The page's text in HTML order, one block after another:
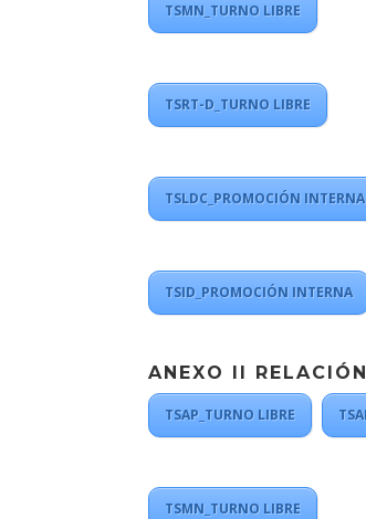
TSMN_TURNO LIBRE
TSRT-D_TURNO LIBRE
TSLDC_PROMOCIÓN INTERNA
TSID_PROMOCIÓN INTERNA
ANEXO II
TSAP_TURNO LIBRE
TSMN_TURNO LIBRE